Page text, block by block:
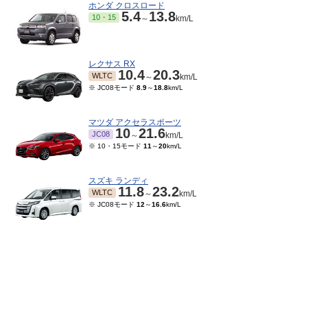
ホンダ クロスロード
10・15 5.4～ 13.8km/L
レクサス RX
WLTC 10.4～20.3km/L
※ JC08モード 8.9～18.8km/L
マツダ アクセラスポーツ
JC08 10～21.6km/L
※ 10・15モード 11 ～20km/L
スズキ ランディ
WLTC 11.8～23.2km/L
※ JC08モード 12 ～16.6km/L